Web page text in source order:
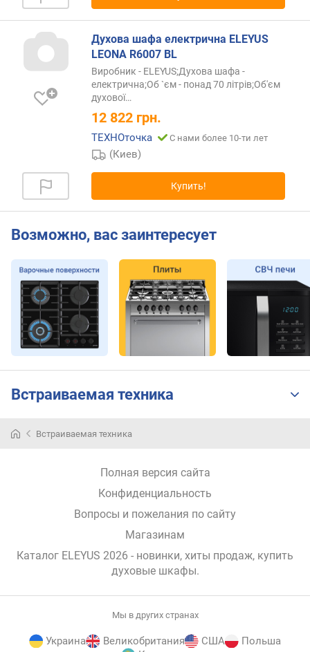
ы
к
л
с
г
п
о
р
е
б
л
е
н
и
я
м
щ
о
ю
я
(
Духова шафа електрична ELEYUS
LEONA R6007 BL
Виробник - ELEYUS;Духова шафа -
електрична;Об `єм - понад 70 літрів;Об'єм
духової…
12 822 грн.
ТЕХНОточка С нами более 10-ти лет
(Киев)
Купить!
Возможно, вас заинтересует
Встраиваемая техника
Встраиваемая техника
Полная версия сайта
Конфиденциальность
Вопросы и пожелания по сайту
Магазинам
Каталог ELEYUS 2026 - новинки, хиты продаж, купить
духовые шкафы.
Мы в других странах
Украина Великобритания США
Польша